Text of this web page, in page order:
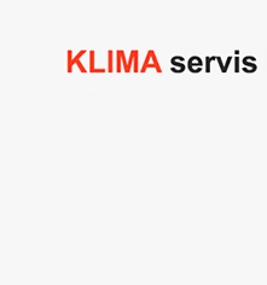
Skip to main